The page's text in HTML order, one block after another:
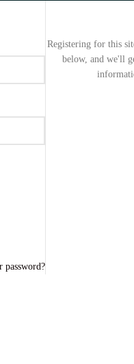
password?
Registering for this
below, and we'll